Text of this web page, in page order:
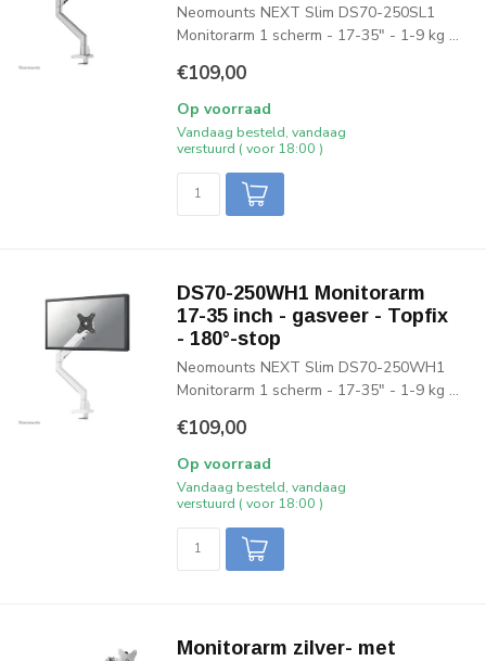
Neomounts NEXT Slim DS70-250SL1
Monitorarm 1 scherm - 17-35" - 1-9 kg ...
€109,00
Op voorraad
Vandaag besteld, vandaag
verstuurd ( voor 18:00 )
DS70-250WH1 Monitorarm
17-35 inch - gasveer - Topfix
- 180°-stop
Neomounts NEXT Slim DS70-250WH1
Monitorarm 1 scherm - 17-35" - 1-9 kg ...
€109,00
Op voorraad
Vandaag besteld, vandaag
verstuurd ( voor 18:00 )
Monitorarm zilver- met